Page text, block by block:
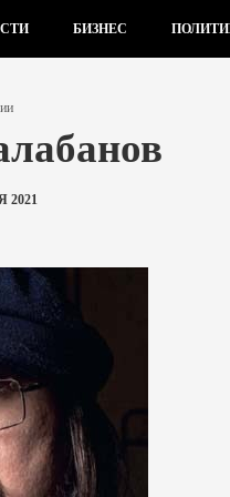
БИЗНЕС
2021